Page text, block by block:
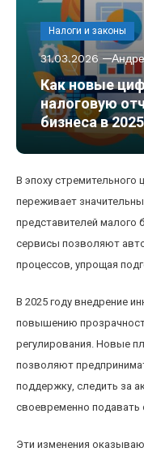
Налоги и законы
31.03.2026
Как новые
налоговую
бизнеса в
В эпоху стремительного
переживает
представителей
сервисы позволяют
процессов, упрощая
В 2025 году внедрение
повышению
регулирования. Новые
позволяют
поддержку, следить за
своевременно
Эти изменения